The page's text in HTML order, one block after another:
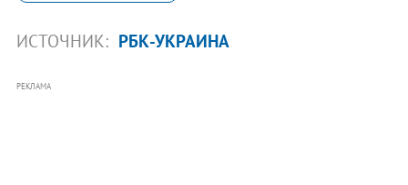
ИСТОЧНИК: РБК-УКРАИНА
РЕКЛАМА